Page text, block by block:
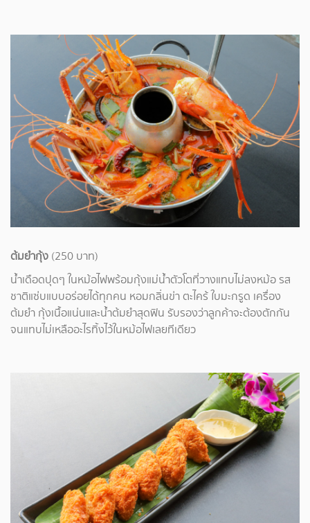
ต้มยำกุ้ง (250 บาท)
น้ำเดือดปุดๆ ในหม้อไฟพร้อมกุ้งแม่น้ำตัวโตที่วางแทบไม่ลงหม้อ รส
ชาติแซ่บแบบอร่อยได้ทุกคน หอมกลิ่นข่า ตะไคร้ ใบมะกรูด เครื่อง
ต้มยำ กุ้งเนื้อแน่นและน้ำต้มยำสุดฟิน รับรองว่าลูกค้าจะต้องตักกัน
จนแทบไม่เหลืออะไรทิ้งไว้ในหม้อไฟเลยทีเดียว